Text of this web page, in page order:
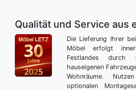
Qualität und Service aus
Die Lieferung Ihrer
Möbel erfolgt
Festlandes durch
hauseigenen
Wohnräume.
optionalen